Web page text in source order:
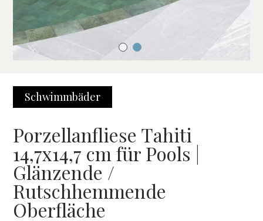
Schwimmbäder
Porzellanfliese Tahiti
14,7x14,7 cm für Pools |
Glänzende /
Rutschhemmende
Oberfläche